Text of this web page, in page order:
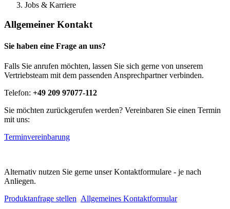
Jobs & Karriere
Allgemeiner Kontakt
Sie haben eine Frage an uns?
Falls Sie anrufen möchten, lassen Sie sich gerne von unserem
Vertriebsteam mit dem passenden Ansprechpartner verbinden.
Telefon: +49 209 97077-112
Sie möchten zurückgerufen werden? Vereinbaren Sie einen Termin
mit uns:
Terminvereinbarung
Alternativ nutzen Sie gerne unser Kontaktformulare - je nach
Anliegen.
Produktanfrage stellen Allgemeines Kontaktformular